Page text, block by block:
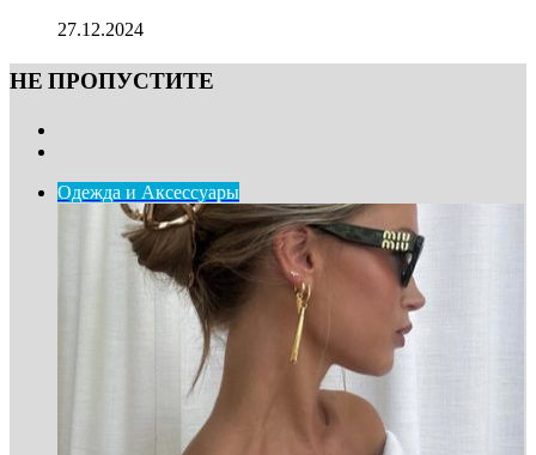
27.12.2024
НЕ ПРОПУСТИТЕ
Одежда и Аксессуары